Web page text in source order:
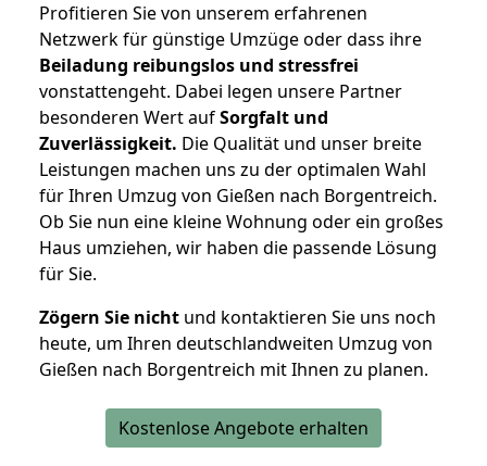
Profitieren Sie von unserem erfahrenen
Netzwerk für günstige Umzüge oder dass ihre
Beiladung reibungslos und stressfrei
vonstattengeht. Dabei legen unsere Partner
besonderen Wert aufSorgfalt und
Zuverlässigkeit. Die Qualität und unser breite
Leistungen machen uns zu der optimalen Wahl
für Ihren Umzug von Gießen nach Borgentreich.
Ob Sie nun eine kleine Wohnung oder ein großes
Haus umziehen, wir haben die passende Lösung
für Sie.
Zögern Sie nicht und kontaktieren Sie uns noch
heute, um Ihren deutschlandweiten Umzug von
Gießen nach Borgentreich mit Ihnen zu planen.
Kostenlose Angebote erhalten